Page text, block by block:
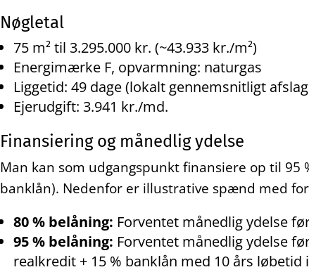
Nøgletal
75 m² til 3.295.000 kr. (~43.933 kr./m²)
Energimærke F, opvarmning: naturgas
Liggetid: 49 dage (lokalt gennemsnitligt afslag
Ejerudgift: 3.941 kr./md.
Finansiering og månedlig ydelse
Man kan som udgangspunkt finansiere op til 95
banklån). Nedenfor er illustrative spænd med
80 % belåning: Forventet månedlig ydelse
95 % belåning: Forventet månedlig ydelse
realkredit + 15 % banklån med 10 års